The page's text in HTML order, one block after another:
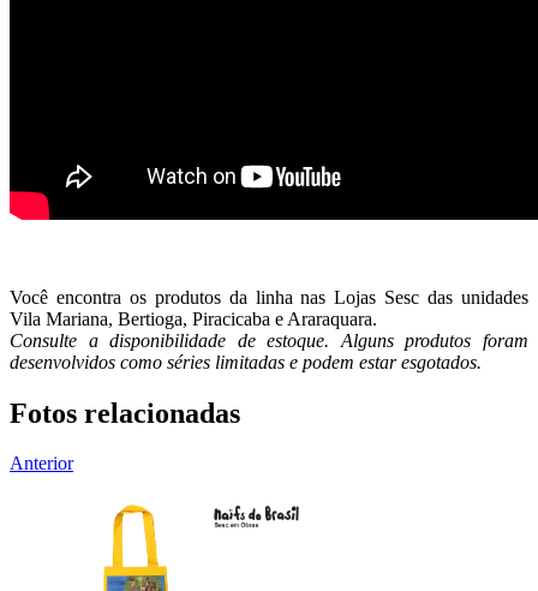
Você encontra os produtos da linha nas Lojas Sesc das unidades
Vila Mariana, Bertioga, Piracicaba e Araraquara.
Consulte a disponibilidade de estoque. Alguns produtos foram
desenvolvidos como séries limitadas e podem estar esgotados.
Fotos relacionadas
Anterior